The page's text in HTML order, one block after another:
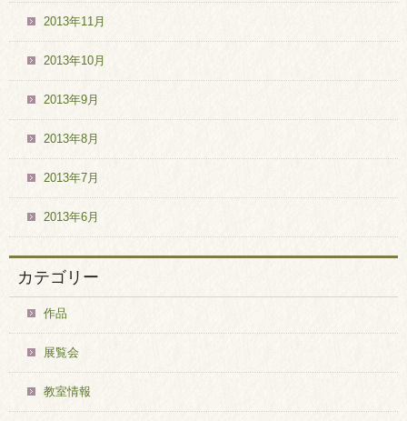
2013年11月
2013年10月
2013年9月
2013年8月
2013年7月
2013年6月
カテゴリー
作品
展覧会
教室情報